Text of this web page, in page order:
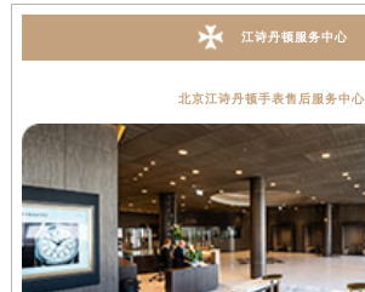
江诗丹顿服务中心
北京江诗丹顿手表售后服务中心